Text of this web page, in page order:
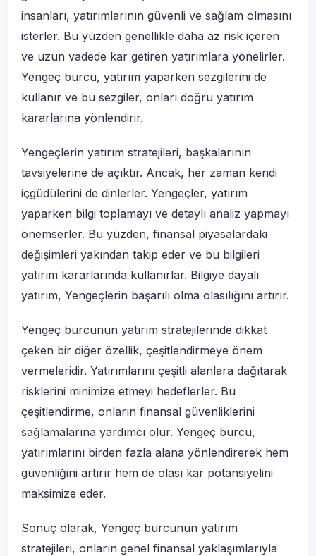
insanları, yatırımlarının güvenli ve sağlam olmasını
isterler. Bu yüzden genellikle daha az risk içeren
ve uzun vadede kar getiren yatırımlara yönelirler.
Yengeç burcu, yatırım yaparken sezgilerini de
kullanır ve bu sezgiler, onları doğru yatırım
kararlarına yönlendirir.
Yengeçlerin yatırım stratejileri, başkalarının
tavsiyelerine de açıktır. Ancak, her zaman kendi
içgüdülerini de dinlerler. Yengeçler, yatırım
yaparken bilgi toplamayı ve detaylı analiz yapmayı
önemserler. Bu yüzden, finansal piyasalardaki
değişimleri yakından takip eder ve bu bilgileri
yatırım kararlarında kullanırlar. Bilgiye dayalı
yatırım, Yengeçlerin başarılı olma olasılığını artırır.
Yengeç burcunun yatırım stratejilerinde dikkat
çeken bir diğer özellik, çeşitlendirmeye önem
vermeleridir. Yatırımlarını çeşitli alanlara dağıtarak
risklerini minimize etmeyi hedeflerler. Bu
çeşitlendirme, onların finansal güvenliklerini
sağlamalarına yardımcı olur. Yengeç burcu,
yatırımlarını birden fazla alana yönlendirerek hem
güvenliğini artırır hem de olası kar potansiyelini
maksimize eder.
Sonuç olarak, Yengeç burcunun yatırım
stratejileri, onların genel finansal yaklaşımlarıyla